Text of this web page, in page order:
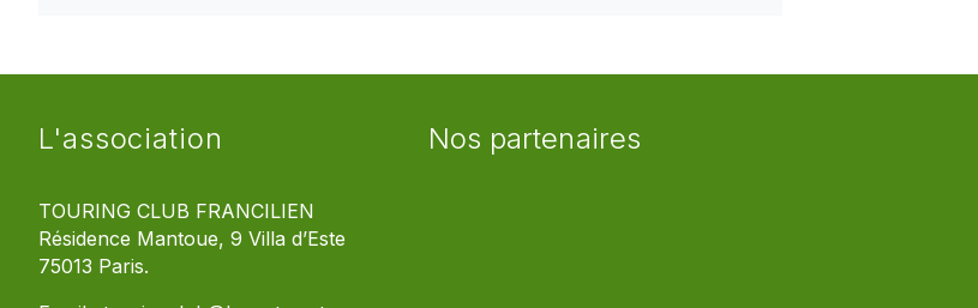
L'association
TOURING CLUB FRANCILIEN
Résidence Mantoue, 9 Villa d’Este
75013 Paris.
Nos partenaires